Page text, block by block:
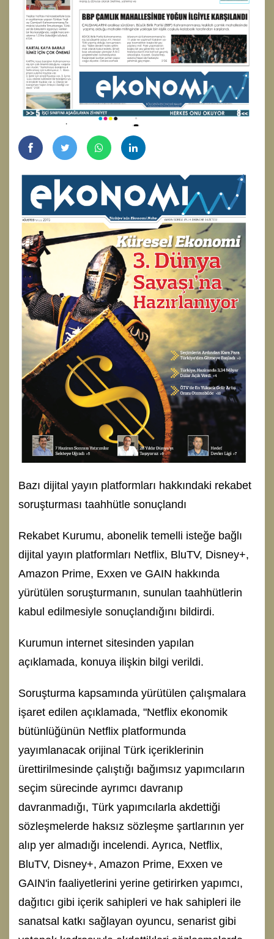
Bazı dijital yayın platformları hakkındaki rekabet
soruşturması taahhütle sonuçlandı
Rekabet Kurumu, abonelik temelli isteğe bağlı
dijital yayın platformları Netflix, BluTV, Disney+,
Amazon Prime, Exxen ve GAIN hakkında
yürütülen soruşturmanın, sunulan taahhütlerin
kabul edilmesiyle sonuçlandığını bildirdi.
Kurumun internet sitesinden yapılan
açıklamada, konuya ilişkin bilgi verildi.
Soruşturma kapsamında yürütülen çalışmalara
işaret edilen açıklamada, "Netflix ekonomik
bütünlüğünün Netflix platformunda
yayımlanacak orijinal Türk içeriklerinin
ürettirilmesinde çalıştığı bağımsız yapımcıların
seçim sürecinde ayrımcı davranıp
davranmadığı, Türk yapımcılarla akdettiği
sözleşmelerde haksız sözleşme şartlarının yer
alıp yer almadığı incelendi. Ayrıca, Netflix,
BluTV, Disney+, Amazon Prime, Exxen ve
GAIN'in faaliyetlerini yerine getirirken yapımcı,
dağıtıcı gibi içerik sahipleri ve hak sahipleri ile
sanatsal katkı sağlayan oyuncu, senarist gibi